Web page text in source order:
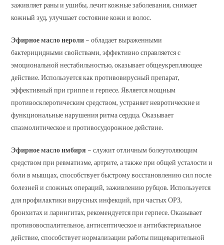
заживляет раны и ушибы, лечит кожные заболевания, снимает
кожный зуд, улучшает состояние кожи и волос.
Эфирное масло нероли – обладает выраженными
бактерицидными свойствами, эффективно справляется с
эмоциональной нестабильностью, оказывает общеукрепляющее
действие. Используется как противовирусный препарат,
эффективный при гриппе и герпесе. Является мощным
противосклеротическим средством, устраняет невротические и
функциональные нарушения ритма сердца. Оказывает
спазмолитическое и противосудорожное действие.
Эфирное масло имбиря – служит отличным болеутоляющим
средством при ревматизме, артрите, а также при общей усталости и
боли в мышцах, способствует быстрому восстановлению сил после
болезней и сложных операций, заживлению рубцов. Используется
для профилактики вирусных инфекций, при частых ОРЗ,
бронхитах и ларингитах, рекомендуется при герпесе. Оказывает
противовоспалительное, антисептическое и антибактериальное
действие, способствует нормализации работы пищеварительной